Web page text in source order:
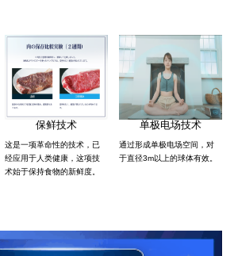
保鲜技术
这是一项革命性的技术，已
经应用于人类健康，这项技
术始于保持食物的新鲜度。
单极电场技术
通过形成单极电场空间，对
于直径3m以上的球体有效。